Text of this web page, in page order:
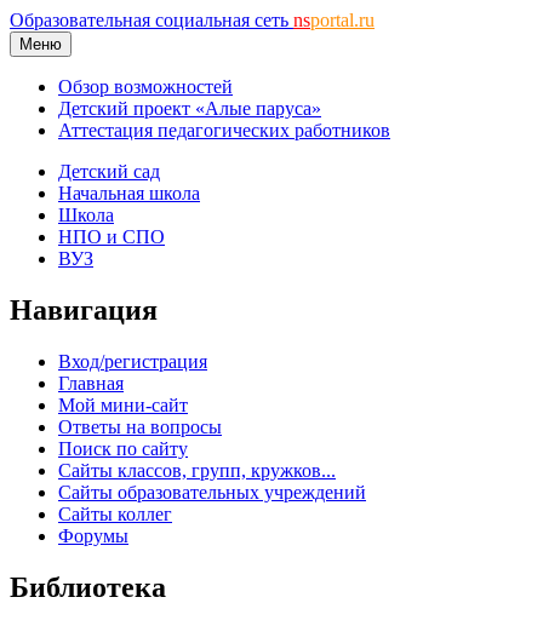
Образовательная социальная сеть nsportal.ru
Меню
Обзор возможностей
Детский проект «Алые паруса»
Аттестация педагогических работников
Детский сад
Начальная школа
Школа
НПО и СПО
ВУЗ
Навигация
Вход/регистрация
Главная
Мой мини-сайт
Ответы на вопросы
Поиск по сайту
Сайты классов, групп, кружков...
Сайты образовательных учреждений
Сайты коллег
Форумы
Библиотека